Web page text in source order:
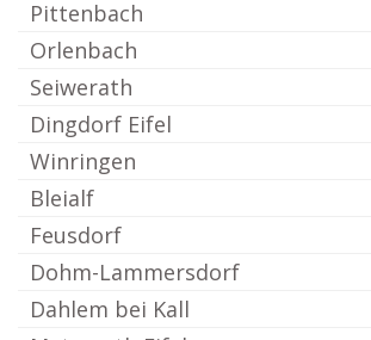
Pittenbach
Orlenbach
Seiwerath
Dingdorf Eifel
Winringen
Bleialf
Feusdorf
Dohm-Lammersdorf
Dahlem bei Kall